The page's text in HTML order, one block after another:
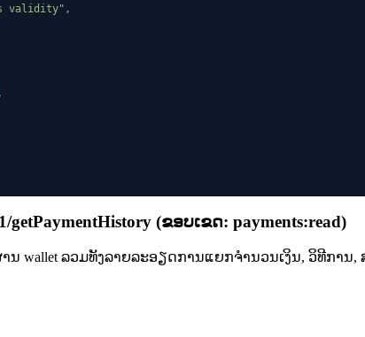
validity" ,
,
/getPaymentHistory (ຂອບເຂດ: payments:read)
wallet ລວມທັງລາຍລະອຽດການແຍກຈຳນວນເງິນ, ວິທີການ,